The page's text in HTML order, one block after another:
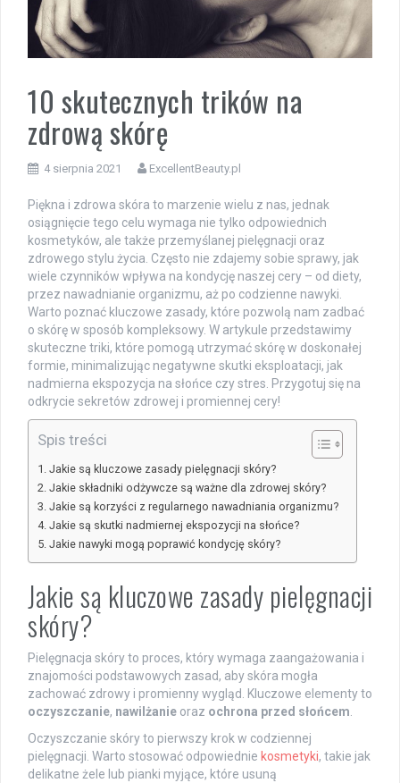
10 skutecznych trików na
zdrową skórę
4 sierpnia 2021 ExcellentBeauty.pl
Piękna i zdrowa skóra to marzenie wielu z nas, jednak
osiągnięcie tego celu wymaga nie tylko odpowiednich
kosmetyków, ale także przemyślanej pielęgnacji oraz
zdrowego stylu życia. Często nie zdajemy sobie sprawy, jak
wiele czynników wpływa na kondycję naszej cery – od diety,
przez nawadnianie organizmu, aż po codzienne nawyki.
Warto poznać kluczowe zasady, które pozwolą nam zadbać
o skórę w sposób kompleksowy. W artykule przedstawimy
skuteczne triki, które pomogą utrzymać skórę w doskonałej
formie, minimalizując negatywne skutki eksploatacji, jak
nadmierna ekspozycja na słońce czy stres. Przygotuj się na
odkrycie sekretów zdrowej i promiennej cery!
Spis treści
Jakie są kluczowe zasady pielęgnacji skóry?
Jakie składniki odżywcze są ważne dla zdrowej skóry?
Jakie są korzyści z regularnego nawadniania organizmu?
Jakie są skutki nadmiernej ekspozycji na słońce?
Jakie nawyki mogą poprawić kondycję skóry?
Jakie są kluczowe zasady pielęgnacji
skóry?
Pielęgnacja skóry to proces, który wymaga zaangażowania i
znajomości podstawowych zasad, aby skóra mogła
zachować zdrowy i promienny wygląd. Kluczowe elementy to
oczyszczanie, nawilżanie oraz ochrona przed słońcem
Oczyszczanie skóry to pierwszy krok w codziennej
pielęgnacji. Warto stosować odpowiednie kosmetyki, takie jak
delikatne żele lub pianki myjące, które usuną